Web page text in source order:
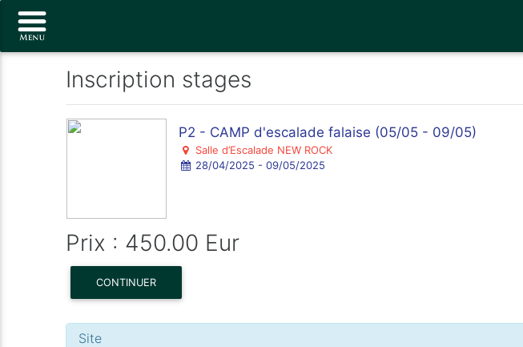
Inscription stages
P2 - CAMP d'escalade falaise (05/05 - 09/05)
Salle d’Escalade NEW ROCK
28/04/2025 - 09/05/2025
Prix : 450.00 Eur
CONTINUER
Site